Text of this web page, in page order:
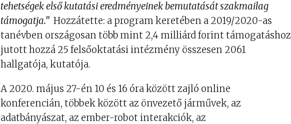
tehetségek első kutatási eredményeinek bemutatását szakmailag
támogatja.” Hozzátette: a program keretében a 2019/2020-as
tanévben országosan több mint 2,4 milliárd forint támogatáshoz
jutott hozzá 25 felsőoktatási intézmény összesen 2061
hallgatója, kutatója.
A 2020. május 27-én 10 és 16 óra között zajló online
konferencián, többek között az önvezető járművek, az
adatbányászat, az ember-robot interakciók, az